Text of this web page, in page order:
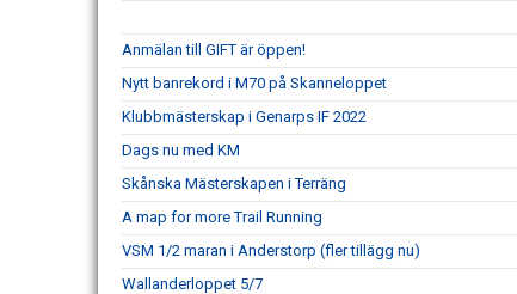
Anmälan till GIFT är öppen!
Nytt banrekord i M70 på Skanneloppet
Klubbmästerskap i Genarps IF 2022
Dags nu med KM
Skånska Mästerskapen i Terräng
A map for more Trail Running
VSM 1/2 maran i Anderstorp (fler tillägg nu)
Wallanderloppet 5/7